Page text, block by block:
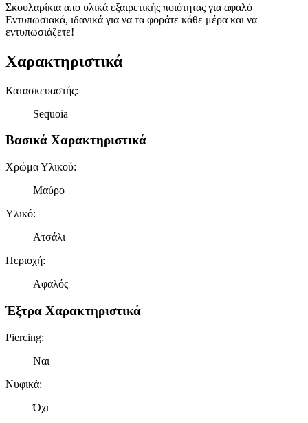
Σκουλαρίκια απο υλικά εξαιρετικής ποιότητας για αφαλό
Εντυπωσιακά, ιδανικά για να τα φοράτε κάθε μέρα και να
εντυπωσιάζετε!
Χαρακτηριστικά
Κατασκευαστής:
Sequoia
Βασικά Χαρακτηριστικά
Χρώμα Υλικού:
Μαύρο
Υλικό:
Ατσάλι
Περιοχή:
Αφαλός
Έξτρα Χαρακτηριστικά
Piercing:
Ναι
Νυφικά:
Όχι